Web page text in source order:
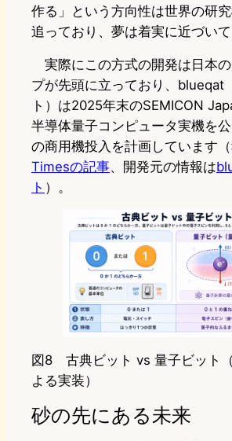
作る」という方向性は世界の研
追っており、夢は着実に近づいて
実際にこの方式の開発は日本
プが先頭に立っており、blueqat
ト）は2025年末のSEMICON
半導体量子コンピュータ実機を
の商用機投入を計画しています
Timesの記事、開発元の情報は
ト ）。
図8 古典ビット vs 量子ビット
よる実装）
砂の先にある未来